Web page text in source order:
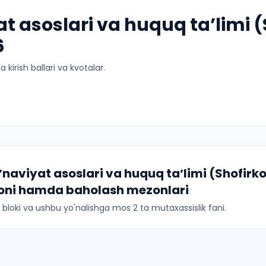
asoslari va huquq taʼlimi
ballari va kvotalar.
asoslari va huquq taʼlimi
hamda baholash mezonlari
va ushbu yo'nalishga mos 2 ta mutaxassislik fani.